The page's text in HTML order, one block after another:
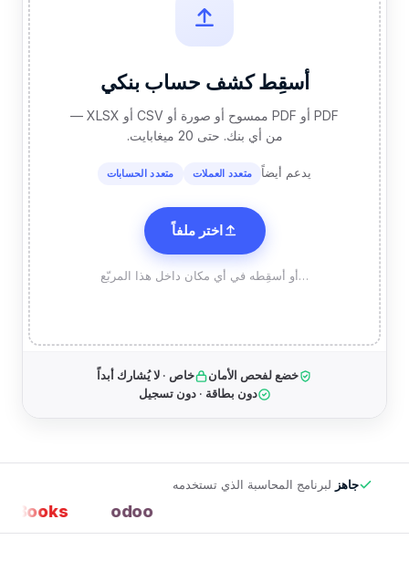
أسقِط كشف حساب بنكي
PDF أو PDF ممسوح أو صورة أو CSV أو XLSX —
من أي بنك. حتى 20 ميغابايت.
يدعم أيضاً متعدد العملات متعدد الحسابات
اختر ملفاً
…أو أسقِطه في أي مكان داخل هذا المربّع
خضع لفحص الأمان
خاص · لا يُشارك أبداً
دون بطاقة · دون تسجيل
جاهز لبرنامج المحاسبة الذي تستخدمه
odoo
Books